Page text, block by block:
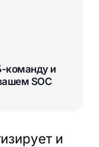
команду и
SOC
и